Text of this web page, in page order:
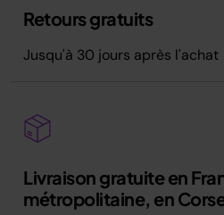
Retours gratuits
Jusqu'à 30 jours après l'achat
Livraison gratuite en
métropolitaine, en